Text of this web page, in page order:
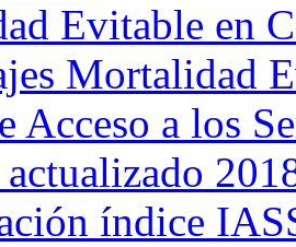
Evitable en
Mortalidad
Acceso a los
índice